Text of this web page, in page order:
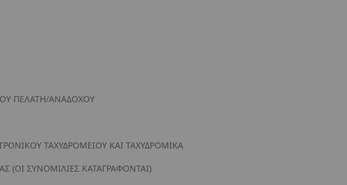
ΠΕΛΑΤΗ/ΑΝΑΔΟΧΟΥ
ΤΑΧΥΔΡΟΜΕΙΟΥ ΚΑΙ ΤΑΧΥΔΡΟΜΙΚΑ
(ΟΙ ΣΥΝΟΜΙΛΙΕΣ ΚΑΤΑΓΡΑΦΟΝΤΑΙ)